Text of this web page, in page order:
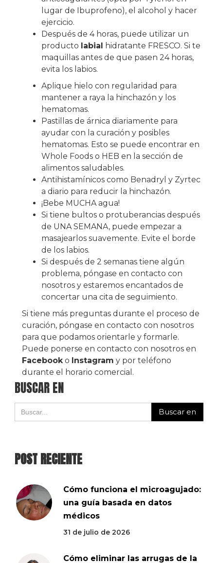
lugar de Ibuprofeno), el alcohol y hacer
ejercicio.
Después de 4 horas, puede utilizar un
producto labial hidratante FRESCO. Si te
maquillas antes de que pasen 24 horas,
evita los labios.
Aplique hielo con regularidad para
mantener a raya la hinchazón y los
hematomas.
Pastillas de árnica diariamente para
ayudar con la curación y posibles
hematomas. Esto se puede encontrar en
Whole Foods o HEB en la sección de
alimentos saludables.
Antihistamínicos como Benadryl y Zyrtec
a diario para reducir la hinchazón.
¡Bebe MUCHA agua!
Si tiene bultos o protuberancias después
de UNA SEMANA, puede empezar a
masajearlos suavemente. Evite el borde
de los labios.
Si después de 2 semanas tiene algún
problema, póngase en contacto con
nosotros y estaremos encantados de
concertar una cita de seguimiento.
Si tiene más preguntas durante el proceso de
curación, póngase en contacto con nosotros
para que podamos orientarle y formarle.
Puede ponerse en contacto con nosotros en
Facebooko Instagram y por teléfono
durante el horario comercial.
BUSCAR EN
POST RECIENTE
Cómo funciona el microagujado:
una guía basada en datos
médicos
31 de julio de 2026
Cómo eliminar las arrugas de la